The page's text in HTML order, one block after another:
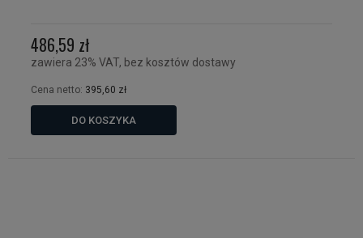
486,59 zł
zawiera 23% VAT, bez kosztów dostawy
Cena netto: 395,60 zł
DO KOSZYKA